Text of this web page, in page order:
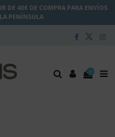
DE 40€ DE COMPRA PARA ENVÍOS
PENÍNSULA
0